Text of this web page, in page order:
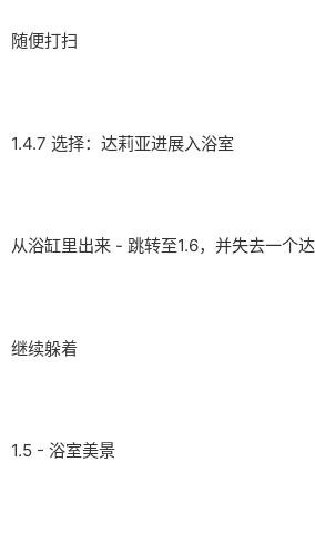
随便打扫
1.4.7 选择：达莉亚进展入浴室
从浴缸里出来 - 跳转至1.6，并失去一个
继续躲着
1.5 - 浴室美景